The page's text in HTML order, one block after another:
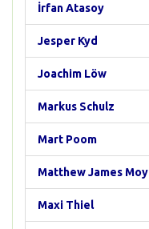
İrfan Atasoy
Jesper Kyd
Joachim Löw
Markus Schulz
Mart Poom
Matthew James Moy
Maxi Thiel